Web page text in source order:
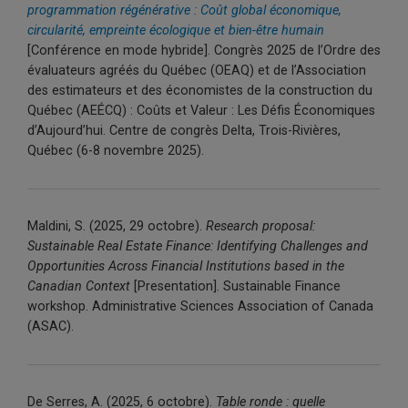
programmation régénérative : Coût global économique,
circularité, empreinte écologique et bien-être humain
[Conférence en mode hybride]. Congrès 2025 de l’Ordre des
évaluateurs agréés du Québec (OEAQ) et de l’Association
des estimateurs et des économistes de la construction du
Québec (AEÉCQ) : Coûts et Valeur : Les Défis Économiques
d’Aujourd’hui. Centre de congrès Delta, Trois-Rivières,
Québec (6-8 novembre 2025).
Maldini, S. (2025, 29 octobre). Research proposal:
Sustainable Real Estate Finance: Identifying Challenges and
Opportunities Across Financial Institutions based in the
Canadian Context [Presentation]. Sustainable Finance
workshop. Administrative Sciences Association of Canada
(ASAC).
De Serres, A. (2025, 6 octobre). Table ronde : quelle